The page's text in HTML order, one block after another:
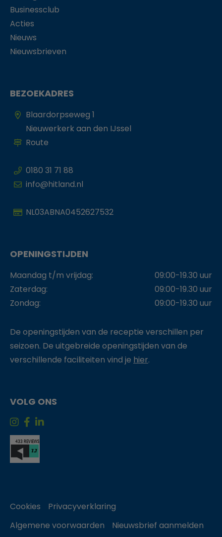
Businessclub
Acties
Nieuws
Nieuwsbrieven
BEZOEKADRES
Blaardorpseweg 1
Nieuwerkerk aan den IJssel
Route
0180 31 71 88
info@hitland.nl
NL03ABNA0452627532
OPENINGSTIJDEN
Maandag t/m vrijdag:
09:00-19.30 uur
Zaterdag:
09:00-19.30 uur
Zondag:
09:00-19.30 uur
De openingstijden van de receptie verschillen per
seizoen. De uitgebreide openingstijden van de
verschillende faciliteiten vind je hier.
VOLG ONS
Cookies
Privacyverklaring
Algemene voorwaarden
Nieuwsbrief aanmelden